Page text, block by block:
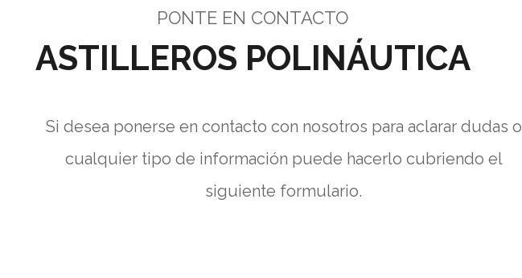
PONTE EN CONTACTO
ASTILLEROS POLINÁUTICA
Si desea ponerse en contacto con nosotros para aclarar dudas o
cualquier tipo de información puede hacerlo cubriendo el
siguiente formulario.